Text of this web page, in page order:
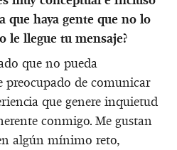
que haya gente que no lo
le llegue tu mensaje?
que no pueda
preocupado de comunicar
que genere inquietud
conmigo. Me gustan
algún mínimo reto,